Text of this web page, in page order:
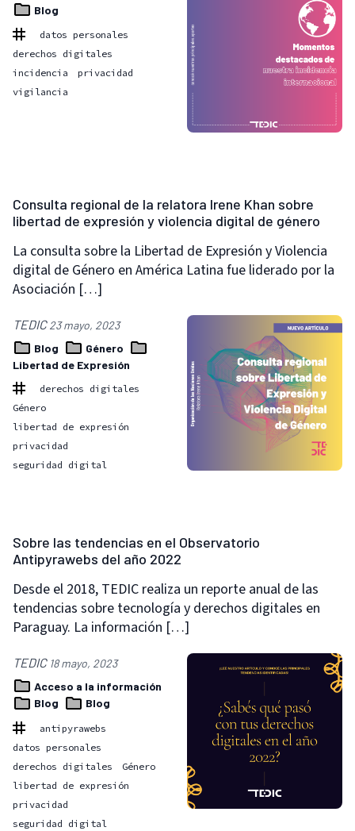
Blog
datos personales
derechos digitales
incidencia
privacidad
vigilancia
Consulta regional de la relatora Irene Khan sobre
libertad de expresión y violencia digital de género
La consulta sobre la Libertad de Expresión y Violencia
digital de Género en América Latina fue liderado por la
Asociación […]
TEDIC23 mayo, 2023
Blog
Género
Libertad de Expresión
derechos digitales
Género
libertad de expresión
privacidad
seguridad digital
Sobre las tendencias en el Observatorio
Antipyrawebs del año 2022
Desde el 2018, TEDIC realiza un reporte anual de las
tendencias sobre tecnología y derechos digitales en
Paraguay. La información […]
TEDIC 18 mayo, 2023
Acceso a la información
Blog
Blog
antipyrawebs
datos personales
derechos digitales
Género
libertad de expresión
privacidad
seguridad digital